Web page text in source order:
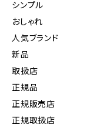
シンプル
おしゃれ
人気ブランド
新品
取扱店
正規品
正規販売店
正規取扱店